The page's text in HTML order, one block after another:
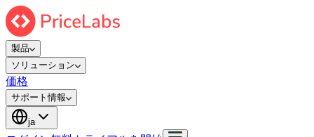
製品
ソリューション
価格
サポート情報
ja